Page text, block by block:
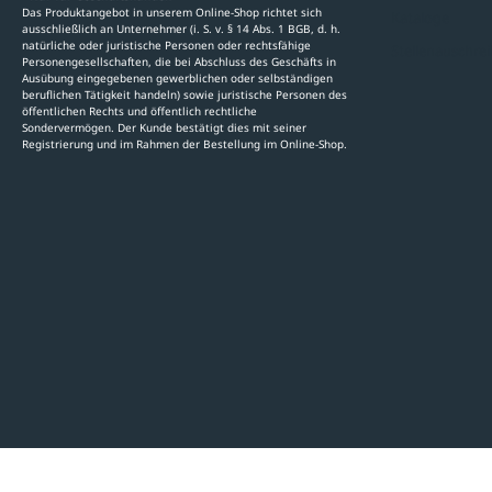
Das Produktangebot in unserem Online-Shop richtet sich
ausschließlich an Unternehmer (i. S. v. § 14 Abs. 1 BGB, d. h.
natürliche oder juristische Personen oder rechtsfähige
Personengesellschaften, die bei Abschluss des Geschäfts in
Ausübung eingegebenen gewerblichen oder selbständigen
beruflichen Tätigkeit handeln) sowie juristische Personen des
öffentlichen Rechts und öffentlich rechtliche
Sondervermögen. Der Kunde bestätigt dies mit seiner
Registrierung und im Rahmen der Bestellung im Online-Shop.